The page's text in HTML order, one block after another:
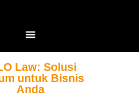
Law: Solusi
untuk Bisnis
Anda